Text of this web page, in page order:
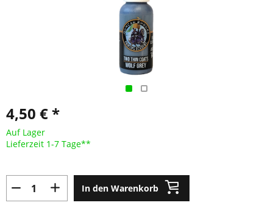
4,50 € *
Auf Lager
Lieferzeit 1-7 Tage**
In den Warenkorb